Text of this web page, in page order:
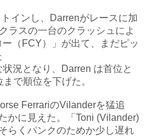
インし、Darrenがレースに加
ラスの一台のクラッシュによ
（FCY）」が出て、まだピッ
況となり、Darren は首位と
で順位を下げた。
FerrariのVilanderを猛追
かに見えた。「Toni (Vilander)
らくパンクのためか少し遅れ